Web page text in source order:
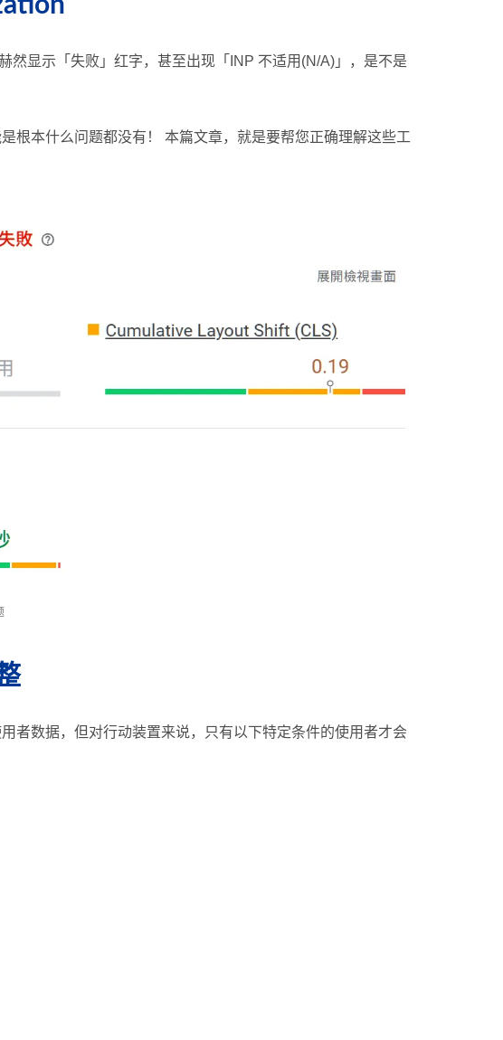
然显示「失败」红字，甚至出现「INP 不适用(N/A)」，是不是
本什么问题都没有！ 本篇文章，就是要帮您正确理解这些工
者数据，但对行动装置来说，只有以下特定条件的使用者才会